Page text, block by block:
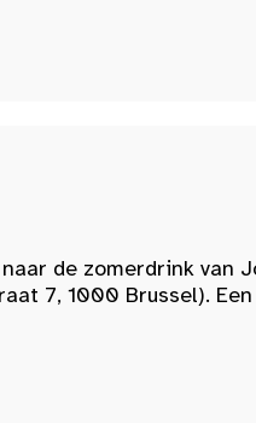
de zomerdrink van
7, 1000 Brussel).